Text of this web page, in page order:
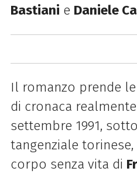
Bastiani e Daniele
Il romanzo prende
di cronaca
settembre 1991,
tangenziale
corpo senza vita di